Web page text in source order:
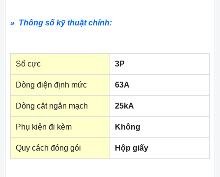
» Thông số kỹ thuật chính:
Số cực 3P
Dòng điện định mức 63A
Dòng cắt ngắn mạch 25kA
Phụ kiện đi kèm Không
Quy cách đóng gói Hộp giấy